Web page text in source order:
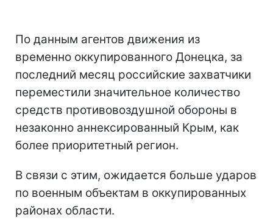
По данным агентов движения из
временно оккупированного Донецка, за
последний месяц российские захватчики
переместили значительное количество
средств противовоздушной обороны в
незаконно аннексированный Крым, как
более приоритетный регион.
В связи с этим, ожидается больше ударов
по военным объектам в оккупированных
районах области.